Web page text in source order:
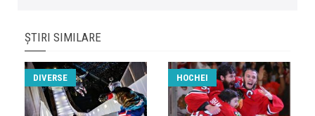
ȘTIRI SIMILARE
DIVERSE HOCHEI